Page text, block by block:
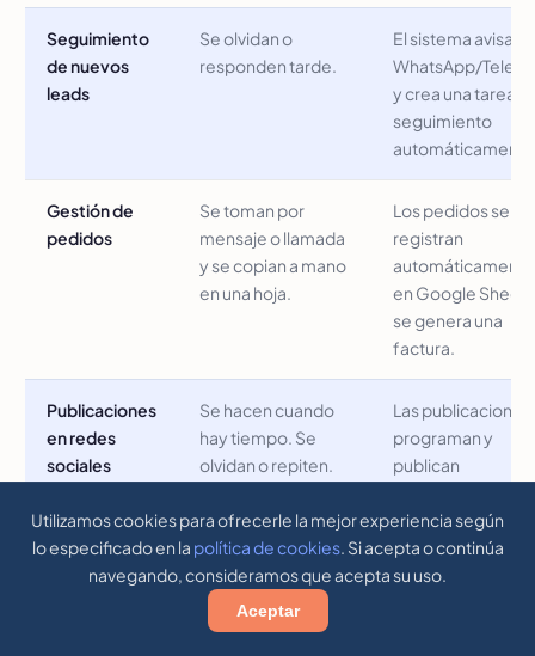
Seguimiento
de nuevos
leads
Se olvidan o
responden tarde.
El sistema avisa
WhatsApp/
y crea una tarea
seguimiento
Gestión de
pedidos
Se toman por
mensaje o llamada
y se copian a mano
en una hoja.
Los pedidos se
registran
automáticamente
en Google
se genera una
factura.
Publicaciones
en redes
sociales
Se hacen cuando
hay tiempo. Se
olvidan o repiten.
Las publicaciones
programan y
publican
en días y horarios
definidos.
El cliente reserva,
pero hay que
Utilizamos cookies para ofrecerle la mejor experiencia según
lo especificado en la política de cookies. Si acepta o continúa
navegando, consideramos que acepta su uso.
Aceptar